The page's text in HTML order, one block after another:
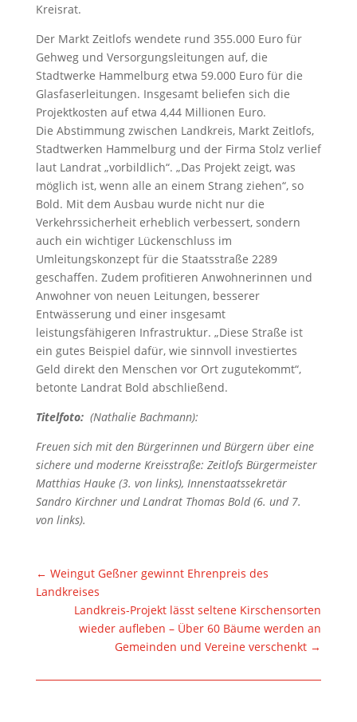
Kreisrat.
Der Markt Zeitlofs wendete rund 355.000 Euro für
Gehweg und Versorgungsleitungen auf, die
Stadtwerke Hammelburg etwa 59.000 Euro für die
Glasfaserleitungen. Insgesamt beliefen sich die
Projektkosten auf etwa 4,44 Millionen Euro.
Die Abstimmung zwischen Landkreis, Markt Zeitlofs,
Stadtwerken Hammelburg und der Firma Stolz verlief
laut Landrat „vorbildlich“. „Das Projekt zeigt, was
möglich ist, wenn alle an einem Strang ziehen“, so
Bold. Mit dem Ausbau wurde nicht nur die
Verkehrssicherheit erheblich verbessert, sondern
auch ein wichtiger Lückenschluss im
Umleitungskonzept für die Staatsstraße 2289
geschaffen. Zudem profitieren Anwohnerinnen und
Anwohner von neuen Leitungen, besserer
Entwässerung und einer insgesamt
leistungsfähigeren Infrastruktur. „Diese Straße ist
ein gutes Beispiel dafür, wie sinnvoll investiertes
Geld direkt den Menschen vor Ort zugutekommt“,
betonte Landrat Bold abschließend.
Titelfoto: (Nathalie Bachmann):
Freuen sich mit den Bürgerinnen und Bürgern über eine
sichere und moderne Kreisstraße: Zeitlofs Bürgermeister
Matthias Hauke (3. von links), Innenstaatssekretär
Sandro Kirchner und Landrat Thomas Bold (6. und 7.
von links).
← Weingut Geßner gewinnt Ehrenpreis des
Landkreises
Landkreis-Projekt lässt seltene Kirschensorten
wieder aufleben – Über 60 Bäume werden an
Gemeinden und Vereine verschenkt →